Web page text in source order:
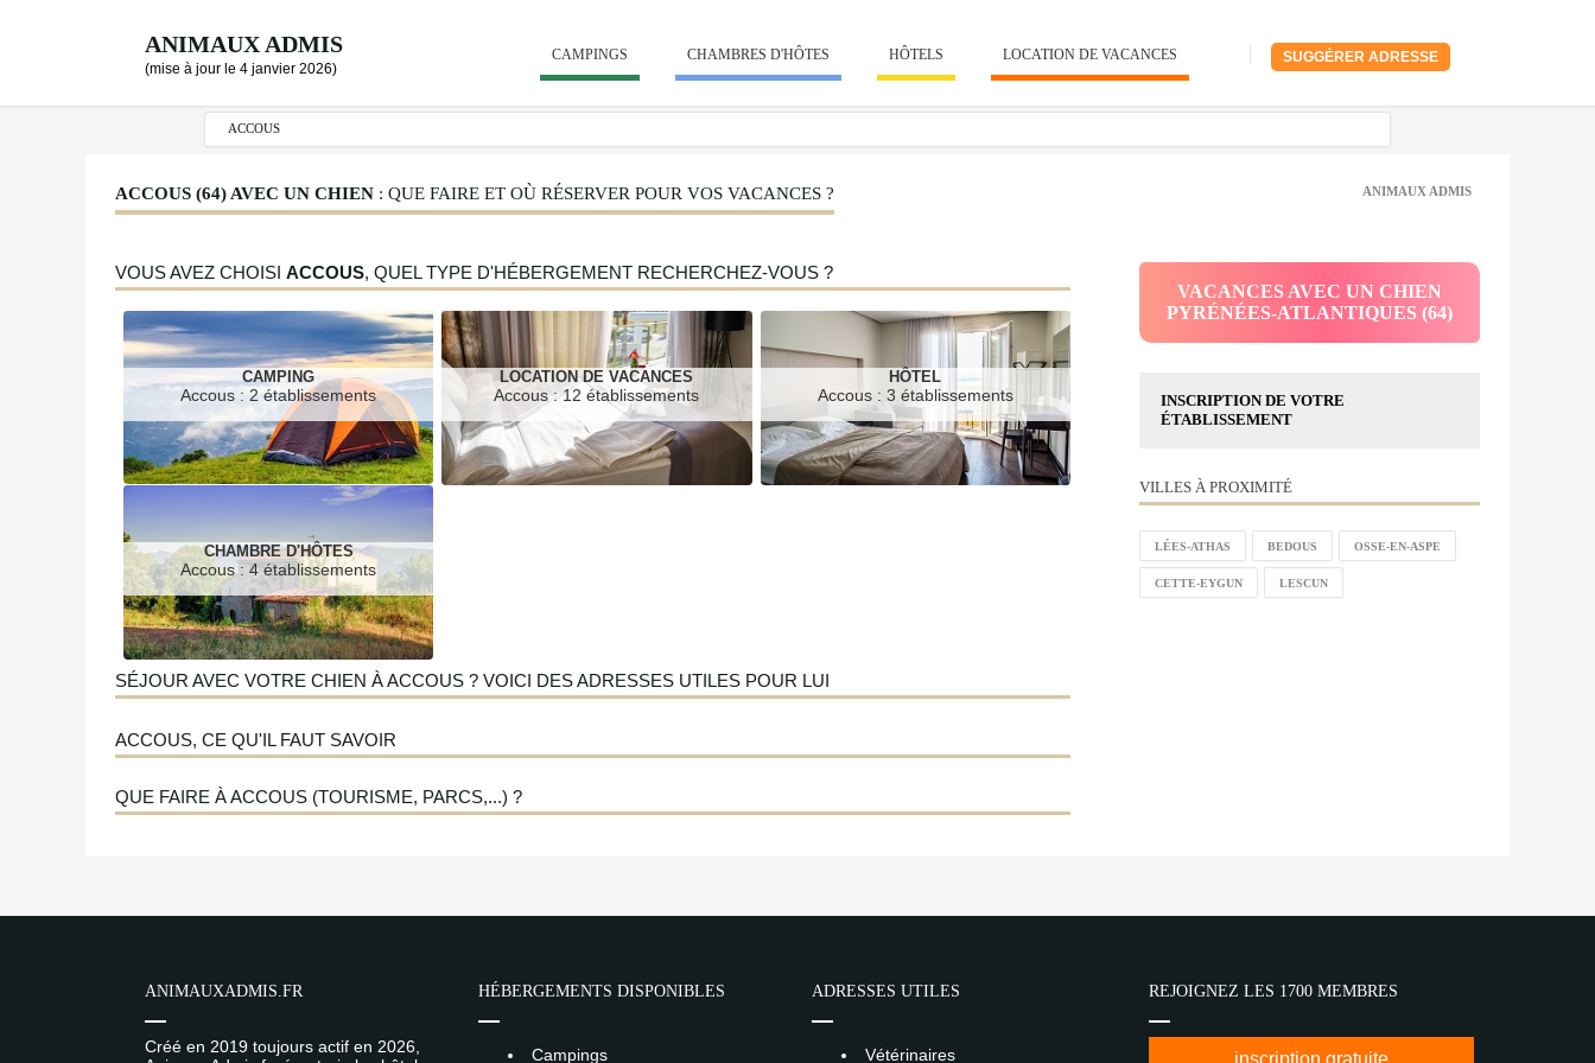
ANIMAUX ADMIS
(mise à jour le 4 janvier 2026)
SUGGÉRER ADRESSE
CAMPINGS CHAMBRES D'HÔTES HÔTELS LOCATION DE VACANCES
ACCOUS (64) AVEC UN CHIEN : QUE FAIRE ET OÙ RÉSERVER POUR VOS VACANCES ? ANIMAUX ADMIS
VOUS AVEZ CHOISI ACCOUS, QUEL TYPE D'HÉBERGEMENT RECHERCHEZ-VOUS ?
CAMPING
Accous : 2 établissements
LOCATION DE VACANCES
Accous : 12 établissements
HÔTEL
Accous : 3 établissements
CHAMBRE D'HÔTES
Accous : 4 établissements
SÉJOUR AVEC VOTRE CHIEN À ACCOUS ? VOICI DES ADRESSES UTILES POUR LUI
ACCOUS, CE QU'IL FAUT SAVOIR
QUE FAIRE À ACCOUS (TOURISME, PARCS,...) ?
VACANCES AVEC UN CHIEN
PYRÉNÉES-ATLANTIQUES (64)
INSCRIPTION DE VOTRE
ÉTABLISSEMENT
VILLES À PROXIMITÉ
LÉES-ATHAS BEDOUS OSSE-EN-ASPE
CETTE-EYGUN LESCUN
ANIMAUXADMIS.FR
Créé en 2019 toujours actif en 2026,
HÉBERGEMENTS DISPONIBLES
Campings
ADRESSES UTILES
Vétérinaires
REJOIGNEZ LES 1700 MEMBRES
inscription gratuite